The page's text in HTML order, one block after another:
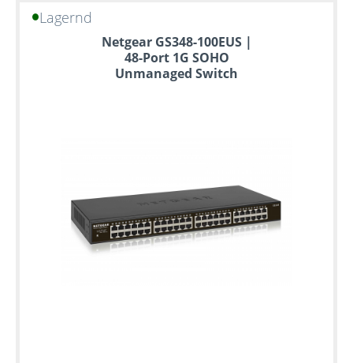
Lagernd
Netgear GS348-100EUS |
48-Port 1G SOHO
Unmanaged Switch